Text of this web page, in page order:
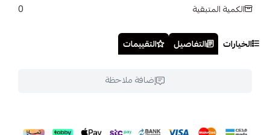
الكمية المتبقية 0
الخيارات التفاصيل التقييمات
إضافة ملاحظة